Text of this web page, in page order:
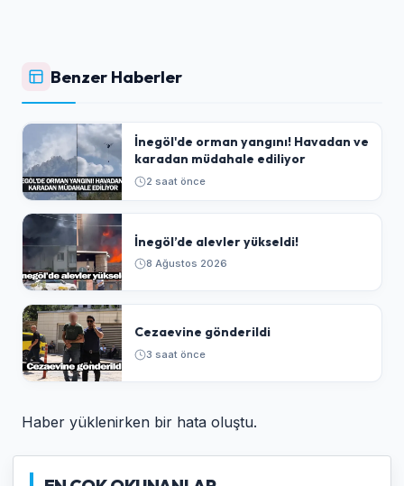
Benzer Haberler
İnegöl'de orman yangını! Havadan ve
karadan müdahale ediliyor
2 saat önce
İnegöl’de alevler yükseldi!
8 Ağustos 2026
Cezaevine gönderildi
3 saat önce
Haber yüklenirken bir hata oluştu.